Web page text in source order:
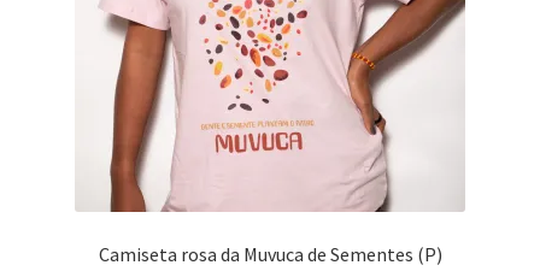
Camiseta rosa da Muvuca de Sementes (P)